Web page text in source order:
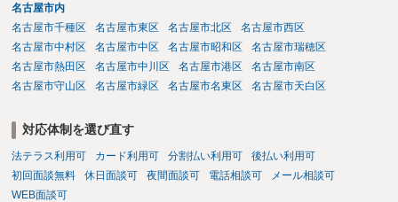
名古屋市内
名古屋市千種区
名古屋市東区 名古屋市北区
名古屋市西区
名古屋市中村区
名古屋市中区 名古屋市昭和区
名古屋市瑞穂区
名古屋市熱田区
名古屋市中川区 名古屋市港区
名古屋市南区
名古屋市守山区
名古屋市緑区 名古屋市名東区 名古屋市天白区
対応体制を選び直す
法テラス利用可 カード利用可 分割払い利用可
後払い利用可
初回面談無料
休日面談可 夜間面談可 電話相談可
メール相談可
WEB面談可